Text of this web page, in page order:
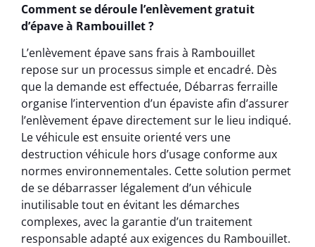
Comment se déroule l’enlèvement gratuit
d’épave à Rambouillet ?
L’enlèvement épave sans frais à Rambouillet
repose sur un processus simple et encadré. Dès
que la demande est effectuée, Débarras ferraille
organise l’intervention d’un épaviste afin d’assurer
l’enlèvement épave directement sur le lieu indiqué.
Le véhicule est ensuite orienté vers une
destruction véhicule hors d’usage conforme aux
normes environnementales. Cette solution permet
de se débarrasser légalement d’un véhicule
inutilisable tout en évitant les démarches
complexes, avec la garantie d’un traitement
responsable adapté aux exigences du Rambouillet.